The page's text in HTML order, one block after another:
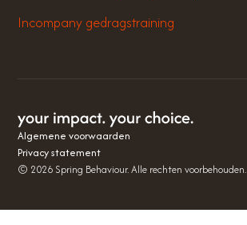
Incompany gedragstraining
© 2026 Spring Behaviour. Alle rechten voorbehouden.
Algemene voorwaarden
Privacy statement